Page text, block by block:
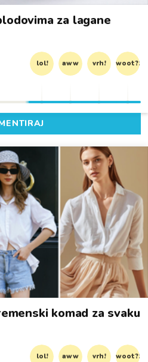
za lagane
lol! aww vrh! woot?!
komad za svaku
lol! aww vrh! woot?!